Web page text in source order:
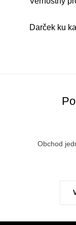
Darček ku
Obchod